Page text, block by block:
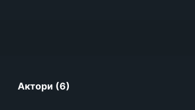
Актори (6)